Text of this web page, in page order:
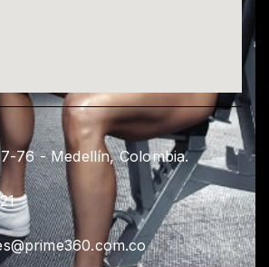
76 - Medellín, Colombia.